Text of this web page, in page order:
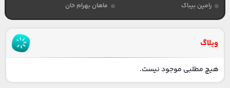
رامین بیباک
ماهان بهرام خان
وبلاگ
هیچ مطلبی موجود نیست.